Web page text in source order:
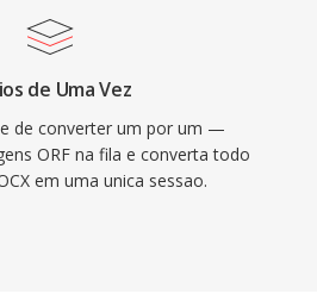
de Uma Vez
de converter um por um —
ORF na fila e converta todo
em uma unica sessao.